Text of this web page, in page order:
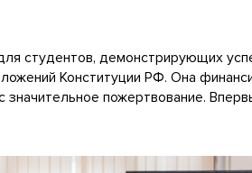
студентов, демонстрирующих
Конституции РФ. Она
пожертвование.